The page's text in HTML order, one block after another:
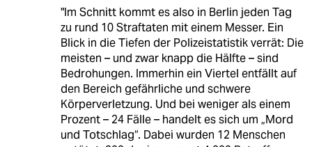
"Im Schnitt kommt es also in Berlin jeden Tag
zu rund 10 Straftaten mit einem Messer. Ein
Blick in die Tiefen der Polizeistatistik verrät: Die
meisten – und zwar knapp die Hälfte – sind
Bedrohungen. Immerhin ein Viertel entfällt auf
den Bereich gefährliche und schwere
Körperverletzung. Und bei weniger als einem
Prozent – 24 Fälle – handelt es sich um „Mord
und Totschlag“. Dabei wurden 12 Menschen